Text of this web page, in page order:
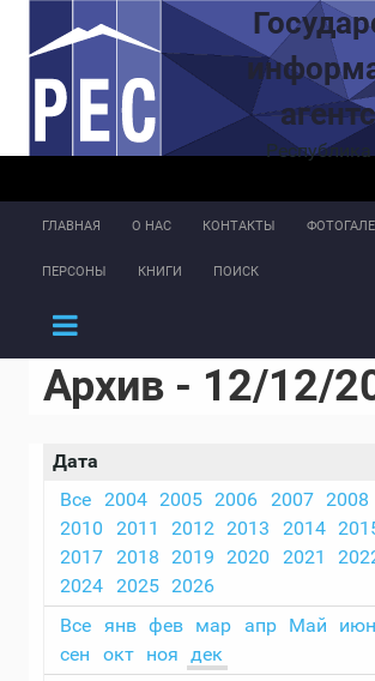
Перейти к основному содержанию
ГЛАВНАЯ О НАС КОНТАКТЫ
ПЕРСОНЫ КНИГИ ПОИСК
Архив - 12/12/
Дата
Все
2004 2005 2006 2007 2008
2010
2011 2012 2013 2014
2017
2018 2019 2020 2021
2024
2025
2026
Все янв фев мар апр Май июн
сен
окт ноя дек